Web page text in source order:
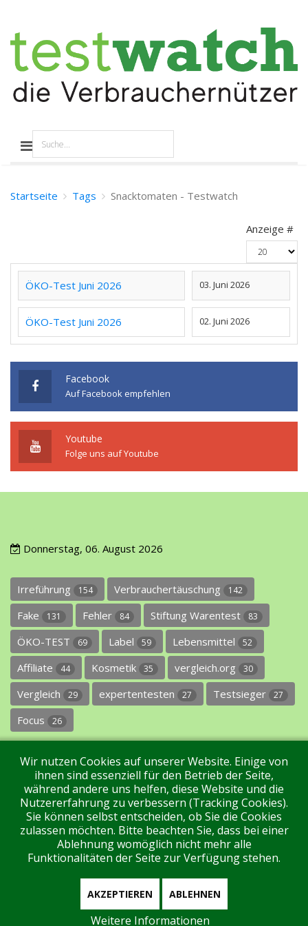
Startseite Tags Snacktomaten - Testwatch
Anzeige #
ÖKO-Test Juni 2026 03. Juni 2026
ÖKO-Test Juni 2026 02. Juni 2026
Facebook
Auf Facebook empfehlen
Youtube
Folge uns auf Youtube
Donnerstag, 06. August 2026
Irreführung 154 Verbrauchertäuschung 142
Fake 131 Fehler 84 Stiftung Warentest 83
ÖKO-TEST 69 Label 59 Lebensmittel 52
Affiliate 44 Kosmetik 35 vergleich.org 30
Vergleich 29 expertentesten 27 Testsieger 27
Focus 26
Impressum Datenschutz Über uns Kontakt
Tags Unterstützen Sie uns! Login
Aktuell sind 274 Gäste und keine Mitglieder online
Wir nutzen Cookies auf unserer Website. Einige von
ihnen sind essenziell für den Betrieb der Seite,
während andere uns helfen, diese Website und die
Nutzererfahrung zu verbessern (Tracking Cookies).
Sie können selbst entscheiden, ob Sie die Cookies
zulassen möchten. Bitte beachten Sie, dass bei einer
Ablehnung womöglich nicht mehr alle
Funktionalitäten der Seite zur Verfügung stehen.
AKZEPTIEREN ABLEHNEN
Weitere Informationen